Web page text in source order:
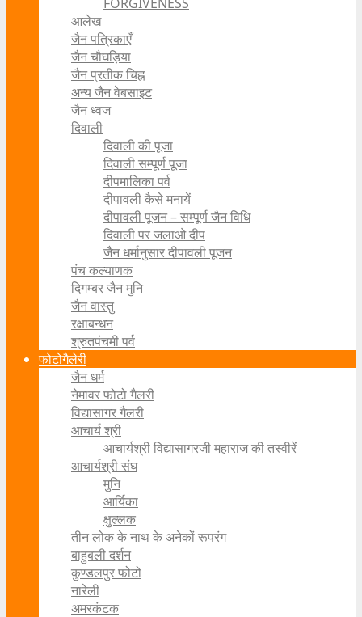
आलेख
जैन पत्रिकाएँ
जैन चौघड़िया
जैन प्रतीक चिह्न
अन्य जैन वेबसाइट
जैन ध्वज
दिवाली
दिवाली की पूजा
दिवाली सम्पूर्ण पूजा
दीपमालिका पर्व
दीपावली कैसे मनायें
दीपावली पूजन – सम्पूर्ण जैन विधि
दिवाली पर जलाओ दीप
जैन धर्मानुसार दीपावली पूजन
पंच कल्याणक
दिगम्बर जैन मुनि
जैन वास्तु
रक्षाबन्धन
श्रुतपंचमी पर्व
फोटोगैलेरी
जैन धर्म
नेमावर फोटो गैलरी
विद्यासागर गैलरी
आचार्य श्री
आचार्यश्री विद्यासागरजी महाराज की तस्वीरें
आचार्यश्री संघ
मुनि
आर्यिका
क्षुल्लक
तीन लोक के नाथ के अनेकों रूपरंग
बाहुबली दर्शन
कुण्डलपुर फोटो
नारेली
अमरकंटक